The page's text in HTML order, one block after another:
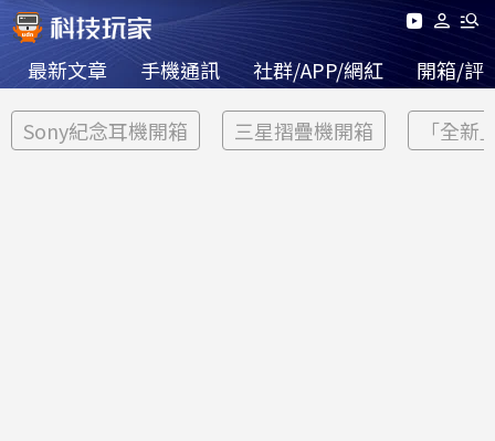
最新文章 手機通訊 社群/APP/網紅 開箱/評
Sony紀念耳機開箱 三星摺疊機開箱 「全新